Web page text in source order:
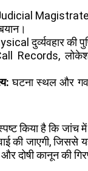
Magistrate
दुर्व्यवहार की
Records,
घटना स्थल और
किया है कि जांच
की जाएगी, जिससे
और दोषी कानून की